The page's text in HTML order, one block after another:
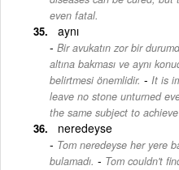
even fatal.
aynı
Bir avukatın zor bir
altına bakması ve aynı
belirtmesi önemlidir. - It is
leave no stone unturned
the same subject to
neredeyse
Tom neredeyse her yere
bulamadı. - Tom couldn't